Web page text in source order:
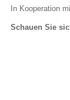
In Kooperation
Schauen Sie